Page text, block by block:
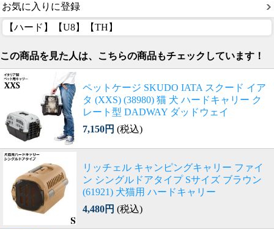
お気に入りに登録
【ハード】【U8】【TH】
この商品を見た人は、こちらの商品もチェックしています！
ペットケージ SKUDO IATA スクード イア
タ (XXS) (38980) 猫 犬 ハードキャリー ク
レート型 DADWAY ダッドウェイ
7,150円 (税込)
リッチェル キャンピングキャリー ファイ
ン シングルドアタイプ Sサイズ ブラウン
(61921) 犬猫用 ハードキャリー
4,480円 (税込)